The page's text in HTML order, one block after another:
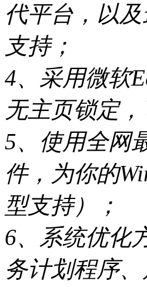
代平台，以
支持；
4、采用微软
无主页锁定
5、使用全网
件，为你的
型支持）；
6、系统优化
务计划程序